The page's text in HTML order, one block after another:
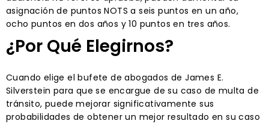
asignación de puntos NOTS a seis puntos en un año,
ocho puntos en dos años y 10 puntos en tres años.
¿Por Qué Elegirnos?
Cuando elige el bufete de abogados de James E.
Silverstein para que se encargue de su caso de multa de
tránsito, puede mejorar significativamente sus
probabilidades de obtener un mejor resultado en su caso